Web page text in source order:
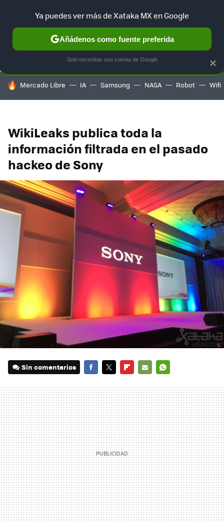
SELECCIÓN GAMING HOME AUTO TERRITORIO
HOY SE HABLA DE
Mercado Libre IA Samsung NASA Robot Wifi
WikiLeaks publica toda la
información filtrada en el pasado
hackeo de Sony
Sin comentarios
MAIL
×
Ya puedes ver más de Xataka MX en Google
Añádenos como fuente preferida
Solo necesitas una cuenta de Google